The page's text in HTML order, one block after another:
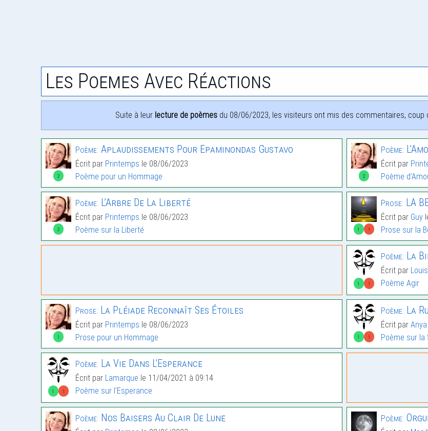
Les Poemes Avec Réactions
Suite à leur lecture de poèmes du 08/06/2023, les visiteurs ont mis des commentaires,
2
Poème: Aplaudissements Pour Epaminondas Gustavo
Écrit par Printemps le 08/06/2023
Poème pour un Hommage
2
Poème:
Écrit par
Poème
2
Poème: L’Arbre De La Liberté
Écrit par Printemps le 08/06/2023
Poème sur la Liberté
1 1
Prose: LA
Écrit par Guy
Prose sur la
1 1
Poème: La
Écrit par
Poème Agir
1
Prose: La Pléiade Reconnaît Ses Étoiles
Écrit par Printemps le 08/06/2023
Prose pour un Hommage
1 1
Poème: La
Écrit par Anya
Poème sur la
1 1
Poème: La Vie Dans L’Esperance
Écrit par Lamarque le 11/04/2021 à 09:14
Poème sur l'Esperance
Poème: Nos Baisers Au Clair De Lune Poème: